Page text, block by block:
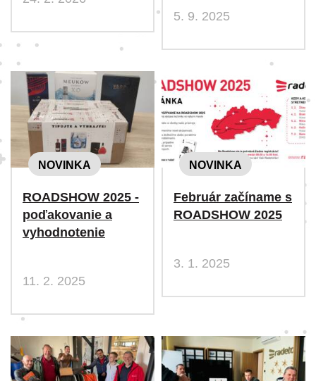
5. 9. 2025
NOVINKA
ROADSHOW 2025 -
poďakovanie a
vyhodnotenie
11. 2. 2025
NOVINKA
Február začíname s
ROADSHOW 2025
3. 1. 2025